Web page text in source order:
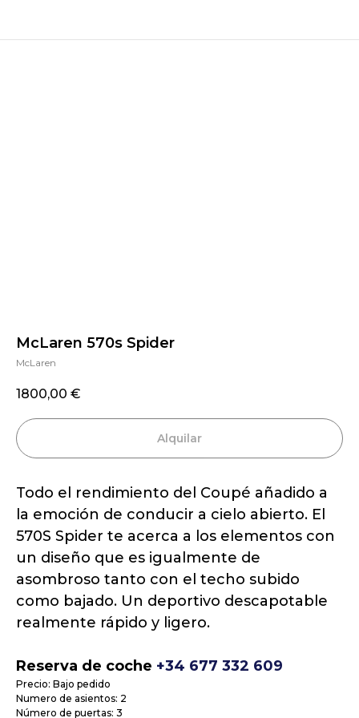
McLaren 570s Spider
McLaren
1800,00 €
Alquilar
Todo el rendimiento del Coupé añadido a
la emoción de conducir a cielo abierto. El
570S Spider te acerca a los elementos con
un diseño que es igualmente de
asombroso tanto con el techo subido
como bajado. Un deportivo descapotable
realmente rápido y ligero.
Reserva de coche +34 677 332 609
Precio: Bajo pedido
Numero de asientos: 2
Número de puertas: 3